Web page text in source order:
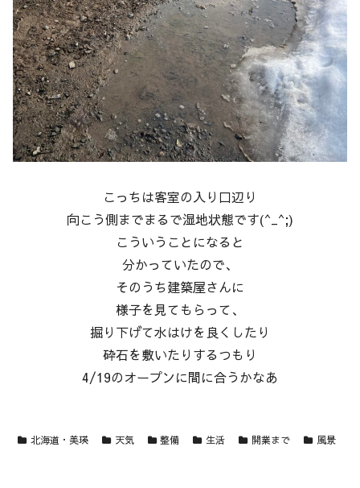
こっちは客室の入り口辺り
向こう側までまるで湿地状態です(^_^;)
こういうことになると
分かっていたので、
そのうち建築屋さんに
様子を見てもらって、
掘り下げて水はけを良くしたり
砕石を敷いたりするつもり
4/19のオープンに間に合うかなあ
北海道・美瑛 天気 整備 生活 開業まで 風景